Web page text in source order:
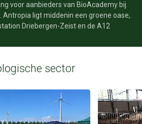
voor aanbieders van BioAcademy bij
Antropia ligt middenin een groene oase,
Driebergen-Zeist en de A12
sector